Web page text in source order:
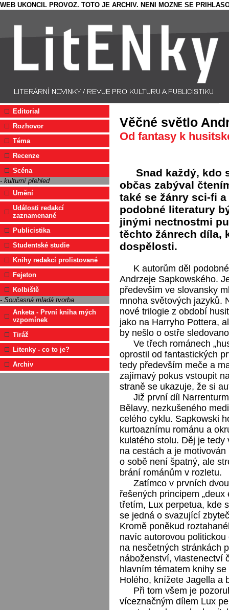
WEB UKONCIL PROVOZ. TOTO JE ARCHIV. NENI MOZNE SE
Editorial
Rozhovor
Téma
Recenze
Scéna
- kulturní přehled
Umění
Události redakcí
zaznamenané
Publicistika
Studentské studie
Knihy redakcí prolistované
Fejeton
Kolbiště
- Současná mladá tvorba
Anketa - První kniha mých
vzpomínek
Tiráž
Litenky - co to je?
Archiv
Věčné světlo
Od fantasy k
Snad každý, kdo
občas zabýval
také se žánry sci-fi
podobné literatury
jinými nectnostmi
těchto žánrech díla,
dospělosti.
K autorům děl
Andrzeje Sapkowského.
především ve slovansky
mnoha světových jazyků.
nové trilogie z období
jako na Harryho Pottera,
by nešlo o ostře
Ve třech románech
oprostil od fantastických
tedy především meče a
zajímavý pokus vstoupit
straně se ukazuje, že si
Již první díl
Bělavy, nezkušeného
celého cyklu. Sapkowski
kurtoaznímu románu a
kulatého stolu. Děj je
na cestách a je
o sobě není špatný, ale
brání románům v rozletu.
Zatímco v prvních
řešených principem
třetím, Lux perpetua, kde
se jedná o svazující
Kromě poněkud
navíc autorovou
na nesčetných stránkách
náboženství, vlastenectví
hlavním tématem knihy
Holého, knížete Jagella a
Při tom všem je
víceznačným dílem Lux